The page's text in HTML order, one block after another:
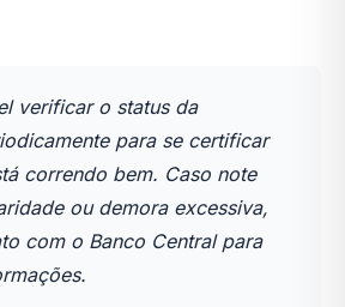
verificar o status da
para se certificar
correndo bem. Caso note
ou demora excessiva,
com o Banco Central para